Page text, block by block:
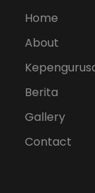
Home
About
Berita
Gallery
Contact